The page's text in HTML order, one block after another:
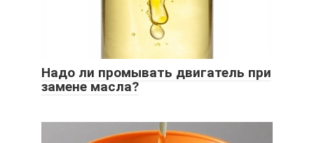
Надо ли промывать двигатель при
замене масла?